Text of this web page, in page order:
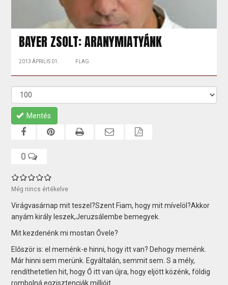
BAYER ZSOLT: ARANYMIATYÁNK
2013 ÁPRILIS 01. FLAG
Mentés
0
Még nincs értékelve
Virágvasárnap mit teszel?Szent Fiam, hogy mit mívelöl?Akkor
anyám király leszek,Jeruzsálembe bemegyek.
Mit kezdenénk mi mostan Ővele?
Először is: el mernénk-e hinni, hogy itt van? Dehogy mernénk.
Már hinni sem merünk. Egyáltalán, semmit sem. S a mély,
rendíthetetlen hit, hogy Ő itt van újra, hogy eljött közénk, földig
rombolná egzisztenciák millióit.